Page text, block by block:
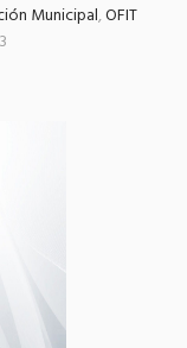
Municipal,OFIT